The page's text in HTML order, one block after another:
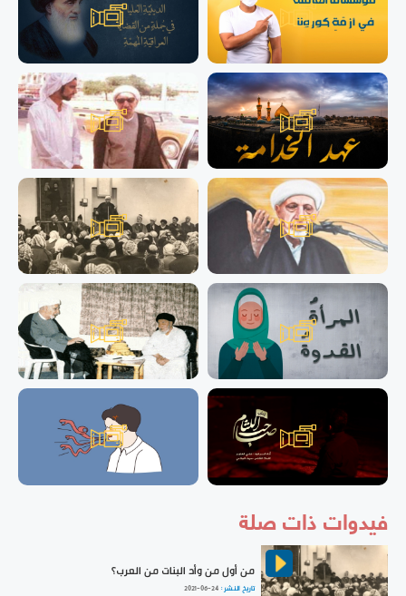
فيدوات ذات صلة
من أول من وأد البنات من العرب؟
تاريخ النشر : 2021-06-24